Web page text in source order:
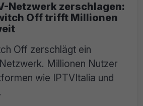
Netzwerk zerschlagen:
Off trifft Millionen
Off zerschlägt ein
Millionen Nutzer
wie IPTVItalia und